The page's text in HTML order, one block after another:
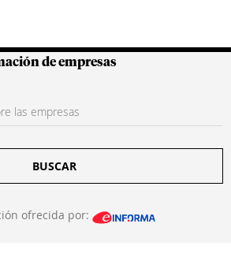
Colombianas
de empresas
BUSCAR
ofrecida por: